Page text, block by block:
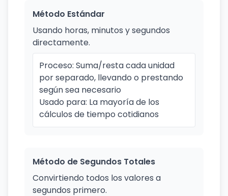
Método Estándar
Usando horas, minutos y segundos
directamente.
Proceso: Suma/resta cada unidad
por separado, llevando o prestando
según sea necesario
Usado para: La mayoría de los
cálculos de tiempo cotidianos
Método de Segundos Totales
Convirtiendo todos los valores a
segundos primero.